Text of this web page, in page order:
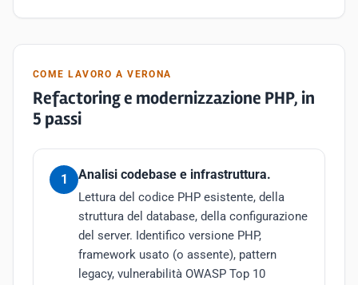
COME LAVORO A VERONA
Refactoring e modernizzazione PHP, in
5 passi
1 Analisi codebase e infrastruttura.
Lettura del codice PHP esistente, della
struttura del database, della configurazione
del server. Identifico versione PHP,
framework usato (o assente), pattern
legacy, vulnerabilità OWASP Top 10